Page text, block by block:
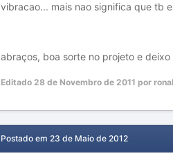
vibracao... mais nao significa que tb
abraços, boa sorte no projeto e
Editado 28 de Novembro de 2011 por
Postado em 23 de Maio de 2012